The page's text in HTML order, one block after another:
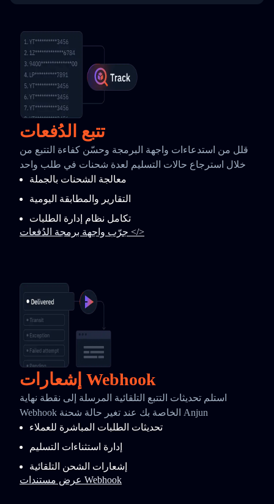
تتبع الدُفعات
قلل من استدعاءات واجهة البرمجة وحسّن كفاءة التتبع من
خلال استرجاع حالات التسليم لعدة شحنات في طلب واحد
معالجة الشحنات بالجملة
التقارير والمطابقة اليومية
تكامل نظام إدارة الطلبات
جرّب واجهة برمجة الدُفعات </>
إشعارات Webhook
استلم تحديثات التتبع التلقائية المرسلة إلى نقطة نهاية
Webhook الخاصة بك عند تغير حالة شحنة Anjun
تحديثات الطلبات المباشرة للعملاء
إدارة استثناءات التسليم
إشعارات الشحن التلقائية
عرض مستندات Webhook